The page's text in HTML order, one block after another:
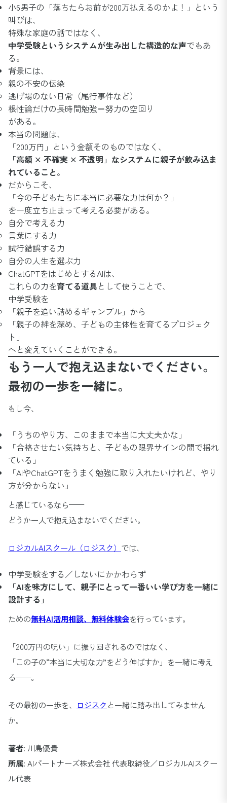
小6男子の「落ちたらお前が200万払えるのかよ！」という
叫びは、
特殊な家庭の話ではなく、
中学受験というシステムが生み出した構造的な声でもあ
る。
背景には、
親の不安の伝染
逃げ場のない日常（尾行事件など）
根性論だけの長時間勉強＝努力の空回り
がある。
本当の問題は、
「200万円」という金額そのものではなく、
「高額 × 不確実 × 不透明」なシステムに親子が飲み込ま
れていること。
だからこそ、
「今の子どもたちに本当に必要な力は何か？」
を一度立ち止まって考える必要がある。
自分で考える力
言葉にする力
試行錯誤する力
自分の人生を選ぶ力
ChatGPTをはじめとするAIは、
これらの力を育てる道具として使うことで、
中学受験を
「親子を追い詰めるギャンブル」から
「親子の絆を深め、子どもの主体性を育てるプロジェク
ト」
へと変えていくことができる。
もう一人で抱え込まないでください。
最初の一歩を一緒に。
もし今、
「うちのやり方、このままで本当に大丈夫かな」
「合格させたい気持ちと、子どもの限界サインの間で揺れ
ている」
「AIやChatGPTをうまく勉強に取り入れたいけれど、やり
方が分からない」
と感じているなら——
どうか一人で抱え込まないでください。
ロジカルAIスクール（ロジスク） では、
中学受験をする／しないにかかわらず
「AIを味方にして、親子にとって一番いい学び方を一緒に
設計する」
ための無料AI活用相談、無料体験会を行っています。
「200万円の呪い」に振り回されるのではなく、
「この子の“本当に大切な力”をどう伸ばすか」を一緒に考え
る——。
その最初の一歩を、 ロジスク と一緒に踏み出してみません
か。
著者: 川島優貴
所属: AIパートナーズ株式会社 代表取締役／ロジカルAIスクー
ル代表